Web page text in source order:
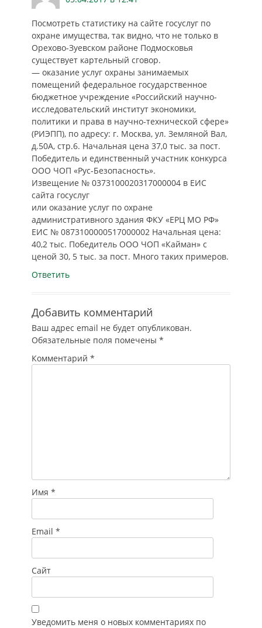
Посмотреть статистику на сайте госуслуг по
охране имущества, так видно, что не только в
Орехово-Зуевском районе Подмосковья
существует картельный сговор.
— оказание услуг охраны занимаемых
помещений федеральное государственное
бюджетное учреждение «Российский научно-
исследовательский институт экономики,
политики и права в научно-технической сфере»
(РИЭПП), по адресу: г. Москва, ул. Земляной Вал,
д.50А, стр.6. Начальная цена 37,0 тыс. за пост.
Победитель и единственный участник конкурса
ООО ЧОП «Рус-Безопасность».
Извещение № 0373100020317000004 в ЕИС
сайта госуслуг
или оказание услуг по охране
административного здания ФКУ «ЕРЦ МО РФ»
ЕИС № 0873100000517000002 Начальная цена:
40,2 тыс. Победитель ООО ЧОП «Кайман» с
ценой 30, 5 тыс. за пост. Много таких примеров.
Ответить
Добавить комментарий
Ваш адрес email не будет опубликован.
Обязательные поля помечены *
Комментарий *
Имя *
Email *
Сайт
Уведомить меня о новых комментариях по